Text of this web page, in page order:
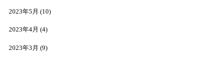
2023年5月 (10)
2023年4月 (4)
2023年3月 (9)